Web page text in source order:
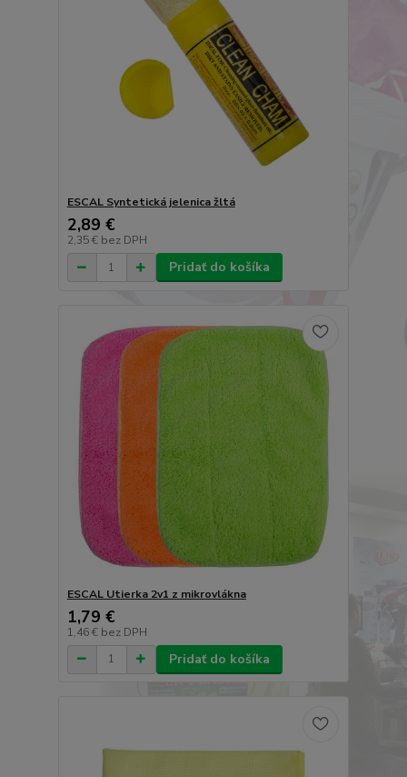
ESCAL Syntetická jelenica žltá
2,89 €
2,35 € bez DPH
Pridať do košíka
ESCAL Utierka 2v1 z mikrovlákna
1,79 €
1,46 € bez DPH
Pridať do košíka